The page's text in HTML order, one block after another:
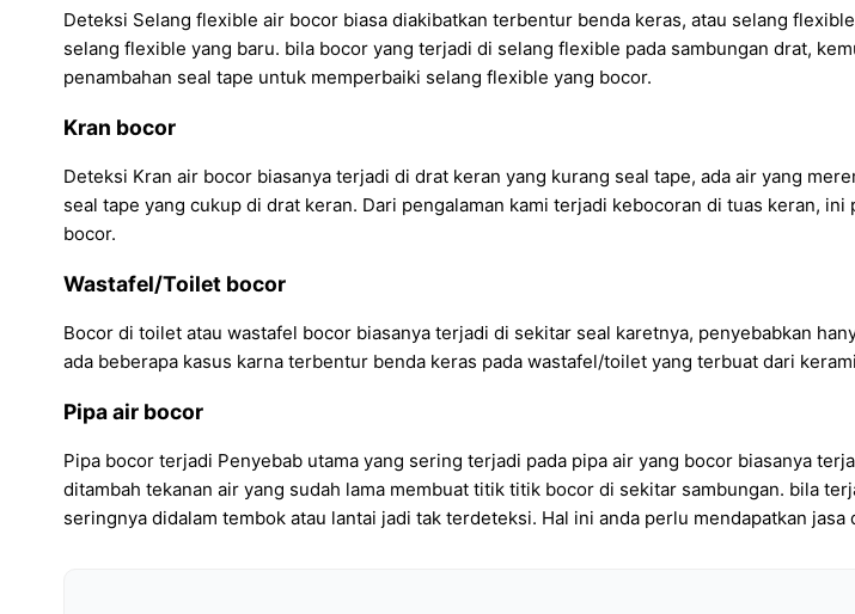
Deteksi Selang flexible air bocor biasa diakibatkan terbentur benda keras, atau selang
selang flexible yang baru. bila bocor yang terjadi di selang flexible pada sambungan drat,
penambahan seal tape untuk memperbaiki selang flexible yang bocor.
Kran bocor
Deteksi Kran air bocor biasanya terjadi di drat keran yang kurang seal tape, ada air yang
seal tape yang cukup di drat keran. Dari pengalaman kami terjadi kebocoran di tuas keran,
bocor.
Wastafel/Toilet bocor
Bocor di toilet atau wastafel bocor biasanya terjadi di sekitar seal karetnya, penyebabkan
ada beberapa kasus karna terbentur benda keras pada wastafel/toilet yang terbuat dari
Pipa air bocor
Pipa bocor terjadi Penyebab utama yang sering terjadi pada pipa air yang bocor biasanya
ditambah tekanan air yang sudah lama membuat titik titik bocor di sekitar sambungan. bila
seringnya didalam tembok atau lantai jadi tak terdeteksi. Hal ini anda perlu mendapatkan